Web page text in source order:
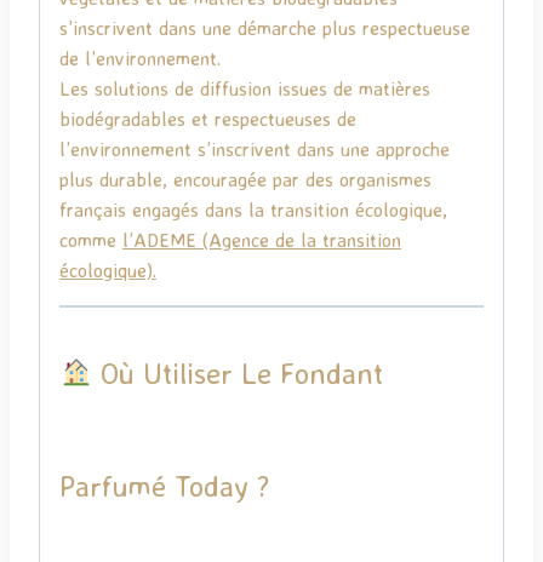
s’inscrivent dans une démarche plus respectueuse
de l’environnement.
Les solutions de diffusion issues de matières
biodégradables et respectueuses de
l’environnement s’inscrivent dans une approche
plus durable, encouragée par des organismes
français engagés dans la transition écologique,
comme l’ADEME (Agence de la transition
écologique).
Où Utiliser Le Fondant
Parfumé Today ?